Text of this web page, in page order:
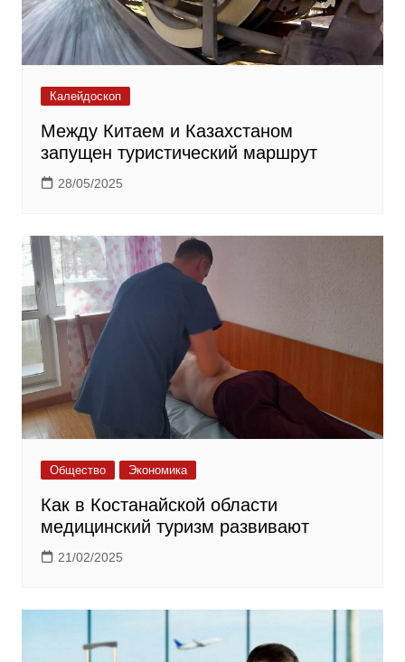
Калейдоскоп
Между Китаем и Казахстаном
запущен туристический маршрут
28/05/2025
Общество Экономика
Как в Костанайской области
медицинский туризм развивают
21/02/2025